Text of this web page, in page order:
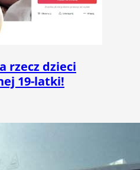
rzecz dzieci
19-latki!